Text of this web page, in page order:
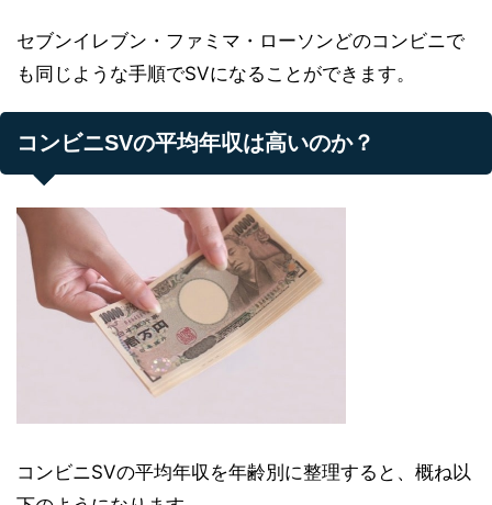
セブンイレブン・ファミマ・ローソンどのコンビニで
も同じような手順でSVになることができます。
コンビニSVの平均年収は高いのか？
コンビニSVの平均年収を年齢別に整理すると、概ね以